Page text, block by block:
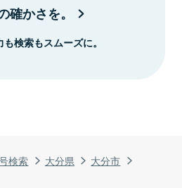
検索 大分県
大分市
確かさを。
検索もスムーズに。